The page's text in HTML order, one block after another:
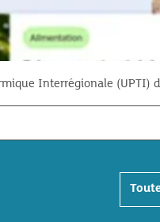
Interrégionale